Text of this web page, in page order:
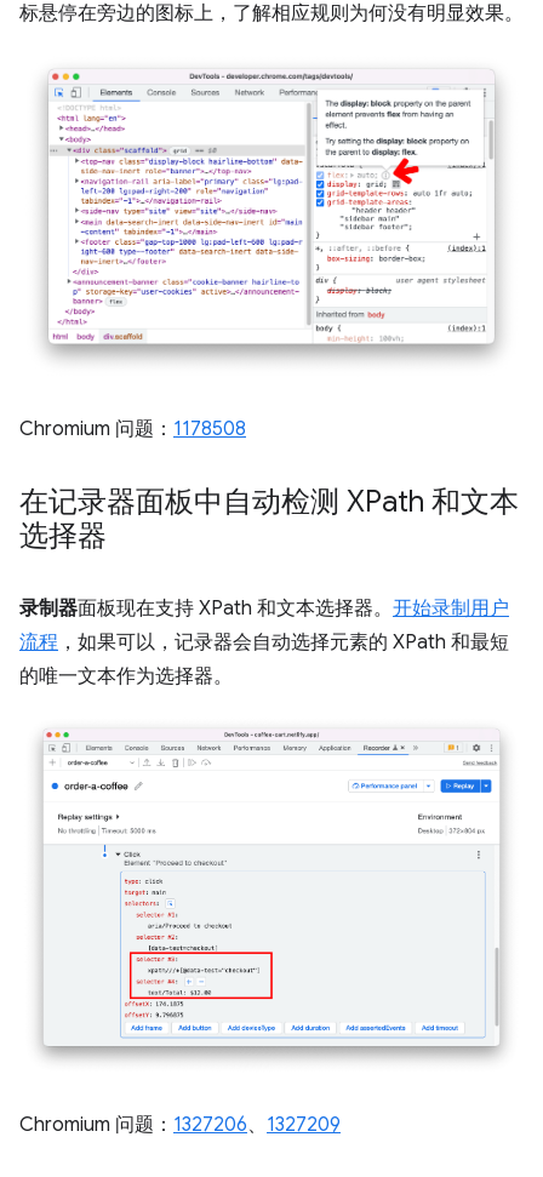
标悬停在旁边的图标上，了解相应规则为何没有明显效果。
Chromium 问题： 1178508
在记录器面板中自动检测 XPath 和文本
选择器
录制器面板现在支持 XPath 和文本选择器。 开始录制用户
流程 ，如果可以，记录器会自动选择元素的 XPath 和最短
的唯一文本作为选择器。
Chromium 问题： 1327206、 1327209